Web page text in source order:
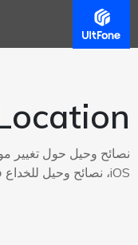
iOS، نصائح وحيل للخداع في لعبة Pokemon Go، والمزيد.